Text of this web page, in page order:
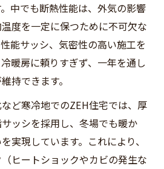
中でも断熱性能は、外気の影響
度を一定に保つために不可欠な
能サッシ、気密性の高い施工を
暖房に頼りすぎず、一年を通し
持できます。
ど寒冷地でのZEH住宅では、厚
ッシを採用し、冬場でも暖か
実現しています。これにより、
ヒートショックやカビの発生な